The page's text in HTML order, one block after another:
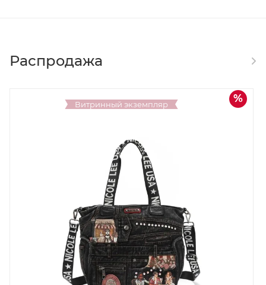
Распродажа
Витринный экземпляр
Скидка
30%